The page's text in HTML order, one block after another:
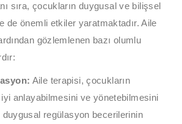
sıra, çocukların duygusal ve bilişsel
de önemli etkiler yaratmaktadır. Aile
gözlemlenen bazı olumlu
Aile terapisi, çocukların
iyi anlayabilmesini ve yönetebilmesini
regülasyon becerilerinin